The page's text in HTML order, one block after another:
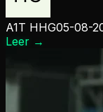
A1T HHG05-08-
Leer →